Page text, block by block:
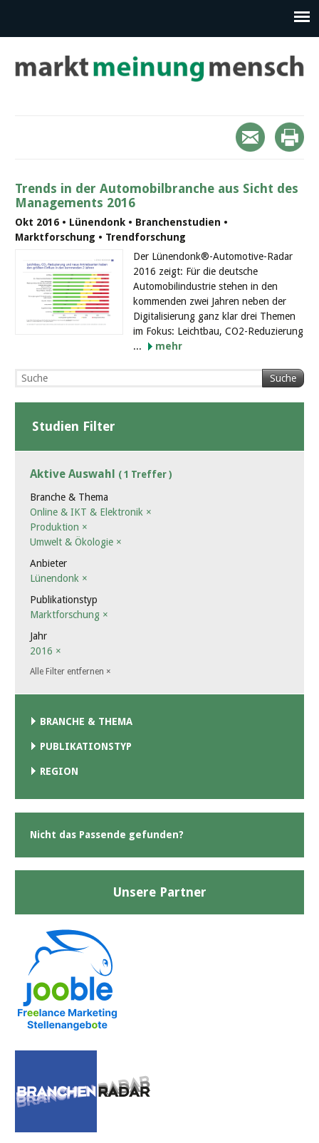
Trends in der Automobilbranche aus Sicht des
Managements 2016
Okt 2016 • Lünendonk • Branchenstudien •
Marktforschung • Trendforschung
Der Lünendonk®-Automotive-Radar
2016 zeigt: Für die deutsche
Automobilindustrie stehen in den
kommenden zwei Jahren neben der
Digitalisierung ganz klar drei Themen
im Fokus: Leichtbau, CO2-Reduzierung
...
mehr
Suche
Studien Filter
Aktive Auswahl ( 1 Treffer )
Branche & Thema
Online & IKT & Elektronik ×
Produktion ×
Umwelt & Ökologie ×
Anbieter
Lünendonk ×
Publikationstyp
Marktforschung ×
Jahr
2016 ×
Alle Filter entfernen ×
BRANCHE & THEMA
PUBLIKATIONSTYP
REGION
Nicht das Passende gefunden?
Unsere Partner